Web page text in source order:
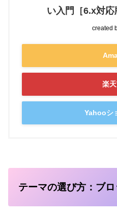
い入門［6.x対
created
楽
Yahooシ
テーマの選び方：ブ